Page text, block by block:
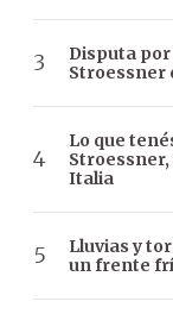
Disputa
Stroessner
Lo que
Italia
Lluvias y
un frente